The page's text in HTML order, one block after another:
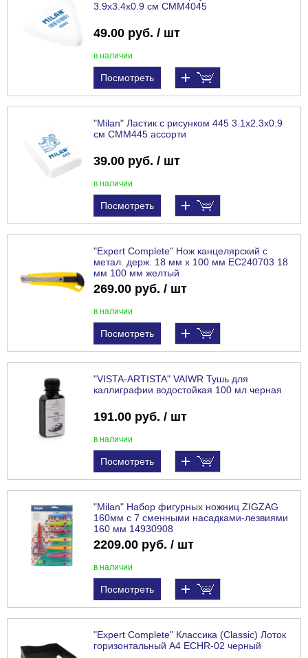
3.9х3.4х0.9 см CMM4045
49.00 руб. / шт
в наличии
Посмотреть
"Milan" Ластик с рисунком 445 3.1х2.3х0.9
см CMM445 ассорти
39.00 руб. / шт
в наличии
Посмотреть
"Expert Complete" Нож канцелярский с
метал. держ. 18 мм х 100 мм EC240703 18
мм 100 мм желтый
269.00 руб. / шт
в наличии
Посмотреть
"VISTA-ARTISTA" VAIWR Тушь для
каллиграфии водостойкая 100 мл черная
191.00 руб. / шт
в наличии
Посмотреть
"Milan" Набор фигурных ножниц ZIGZAG
160мм с 7 сменными насадками-лезвиями
160 мм 14930908
2209.00 руб. / шт
в наличии
Посмотреть
"Expert Complete" Классика (Classic) Лоток
горизонтальный A4 ECHR-02 черный